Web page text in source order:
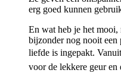
erg goed kunnen
En wat heb je het
bijzonder nog nooit een
liefde is ingepakt.
voor de lekkere geur en